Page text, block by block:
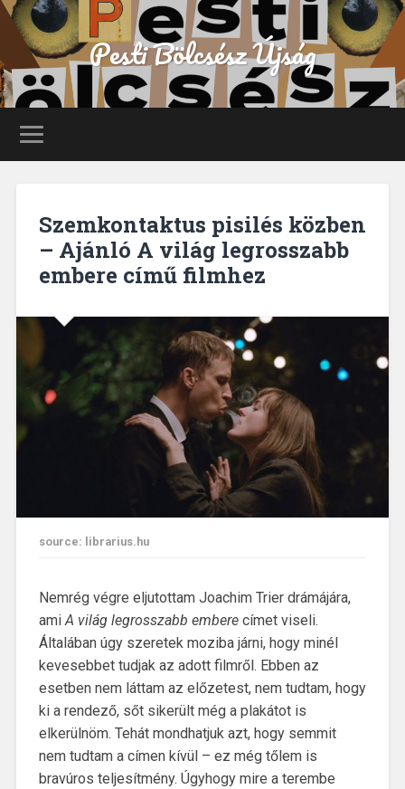
Pesti Bölcsész Újság
Szemkontaktus pisilés közben
– Ajánló A világ legrosszabb
embere című filmhez
source: librarius.hu
Nemrég végre eljutottam Joachim Trier drámájára,
amiA világ legrosszabb emberecímet viseli.
Általában úgy szeretek moziba járni, hogy minél
kevesebbet tudjak az adott filmről. Ebben az
esetben nem láttam az előzetest, nem tudtam, hogy
ki a rendező, sőt sikerült még a plakátot is
elkerülnöm. Tehát mondhatjuk azt, hogy semmit
nem tudtam a címen kívül – ez még tőlem is
bravúros teljesítmény. Úgyhogy mire a terembe